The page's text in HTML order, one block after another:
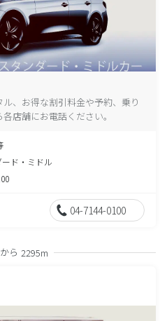
、お得な割引料金や予約、乗り
店舗にお電話ください。
ード・ミドル
04-7144-0100
ら 2295m